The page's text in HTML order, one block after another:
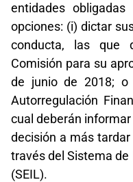
entidades
opciones: (i) dictar
conducta, las que
Comisión para su
de junio de 2018; o
Autorregulación
cual deberán
decisión a más
través del Sistema de
(SEIL).